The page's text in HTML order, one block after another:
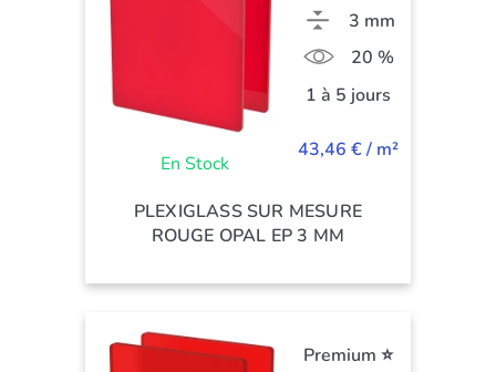
En Stock
3 mm
20 %
1 à 5 jours
43,46 € / m²
PLEXIGLASS SUR MESURE
ROUGE OPAL EP 3 MM
Premium ⭐